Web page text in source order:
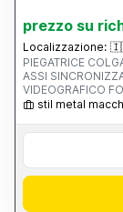
prezzo su
Localizzazione:
PIEGATRICE COLGAR MODELLO PSM MACCHINA
ASSI SINCRONIZZATA CONTROLLO CNC CYBELEC
VIDEOGRAFICO FORZA DI LAVORO REGOLABILE 100 TON LIVERO
PASSAGGIO FRA I
REGOLABILE 200 MM VELOCITA DISCESA REGOLABILE
MASSIMA FRA TAVOLA E
290 BAR POTENZA MOTORE 15 KW PESO 8000 KG CORSA ASSE X
750 MM
stil metal